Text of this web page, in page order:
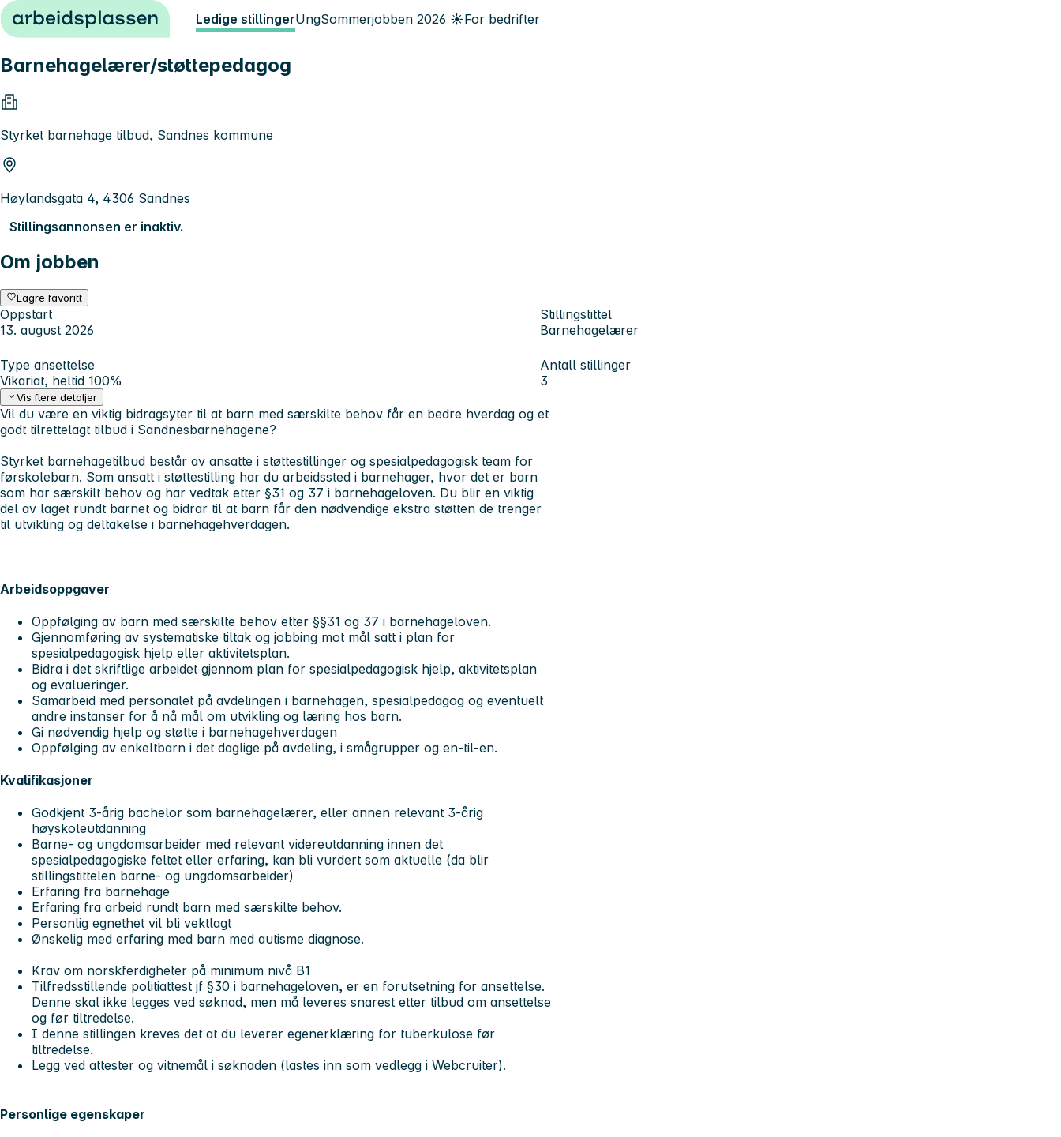
Hopp til innhold Ledige stillingerUngSommerjobben 2026 ☀️For bedrifter
Barnehagelærer/støttepedagog
Styrket barnehage tilbud, Sandnes kommune
Høylandsgata 4, 4306 Sandnes
Stillingsannonsen er inaktiv.
Om jobben
Lagre favoritt
Oppstart
13. august 2026
Stillingstittel
Barnehagelærer
Type ansettelse
Vikariat, heltid 100%
Antall stillinger
3
Vis flere detaljer
Vil du være en viktig bidragsyter til at barn med særskilte behov får en bedre hverdag og et
godt tilrettelagt tilbud i Sandnesbarnehagene?
Styrket barnehagetilbud består av ansatte i støttestillinger og spesialpedagogisk team for
førskolebarn. Som ansatt i støttestilling har du arbeidssted i barnehager, hvor det er barn
som har særskilt behov og har vedtak etter §31 og 37 i barnehageloven. Du blir en viktig
del av laget rundt barnet og bidrar til at barn får den nødvendige ekstra støtten de trenger
til utvikling og deltakelse i barnehagehverdagen.
Arbeidsoppgaver
Oppfølging av barn med særskilte behov etter §§31 og 37 i barnehageloven.
Gjennomføring av systematiske tiltak og jobbing mot mål satt i plan for
spesialpedagogisk hjelp eller aktivitetsplan.
Bidra i det skriftlige arbeidet gjennom plan for spesialpedagogisk hjelp, aktivitetsplan
og evalueringer.
Samarbeid med personalet på avdelingen i barnehagen, spesialpedagog og eventuelt
andre instanser for å nå mål om utvikling og læring hos barn.
Gi nødvendig hjelp og støtte i barnehagehverdagen
Oppfølging av enkeltbarn i det daglige på avdeling, i smågrupper og en-til-en.
Kvalifikasjoner
Godkjent 3-årig bachelor som barnehagelærer, eller annen relevant 3-årig
høyskoleutdanning
Barne- og ungdomsarbeider med relevant videreutdanning innen det
spesialpedagogiske feltet eller erfaring, kan bli vurdert som aktuelle (da blir
stillingstittelen barne- og ungdomsarbeider)
Erfaring fra barnehage
Erfaring fra arbeid rundt barn med særskilte behov.
Personlig egnethet vil bli vektlagt
Ønskelig med erfaring med barn med autisme diagnose.
Krav om norskferdigheter på minimum nivå B1
Tilfredsstillende politiattest jf §30 i barnehageloven, er en forutsetning for ansettelse.
Denne skal ikke legges ved søknad, men må leveres snarest etter tilbud om ansettelse
og før tiltredelse.
I denne stillingen kreves det at du leverer egenerklæring for tuberkulose før
tiltredelse.
Legg ved attester og vitnemål i søknaden (lastes inn som vedlegg i Webcruiter).
Personlige egenskaper